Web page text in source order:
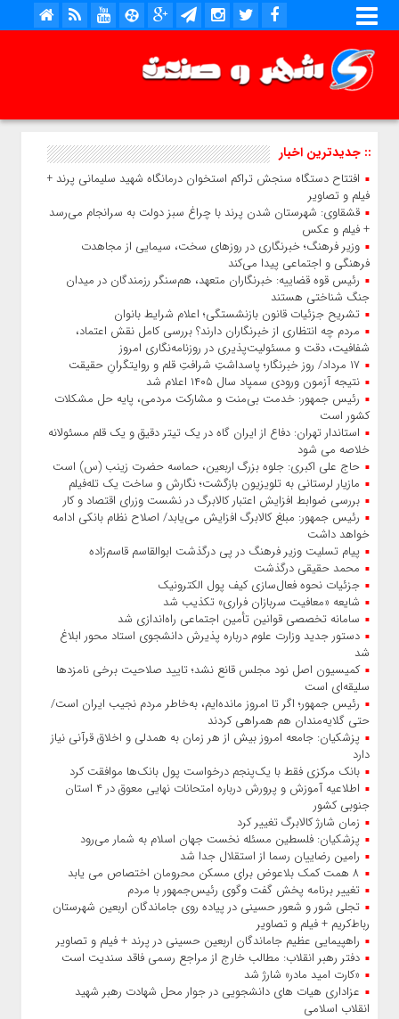
:: جدیدترین اخبار
افتتاح دستگاه سنجش تراکم استخوان درمانگاه شهید سلیمانی پرند +
فیلم و تصاویر
قشقاوی: شهرستان شدن پرند با چراغ سبز دولت به سرانجام می‌رسد
+ فیلم و عکس
وزیر فرهنگ؛ خبرنگاری در روزهای سخت، سیمایی از مجاهدت
فرهنگی و اجتماعی پیدا می‌کند
رئیس قوه قضاییه: خبرنگاران متعهد، هم‌سنگر رزمندگان در میدان
جنگ شناختی هستند
تشریح جزئیات قانون بازنشستگی؛ اعلام شرایط بانوان
مردم چه انتظاری از خبرنگاران دارند؟ بررسی کامل نقش اعتماد،
شفافیت، دقت و مسئولیت‌پذیری در روزنامه‌نگاری امروز
۱۷ مرداد/ روز خبرنگار؛ پاسداشتِ شرافتِ قلم و روایتگرانِ حقیقت
نتیجه آزمون ورودی سمپاد سال ۱۴۰۵ اعلام شد
رئیس جمهور: خدمت بی‌منت و مشارکت مردمی، پایه حل مشکلات
کشور است
استاندار تهران: دفاع از ایران گاه در یک تیتر دقیق و یک قلم مسئولانه
خلاصه می شود
حاج‌ علی‌ اکبری: جلوه بزرگ اربعین، حماسه حضرت زینب (س) است
مازیار لرستانی به تلویزیون بازگشت؛ نگارش و ساخت یک تله‌فیلم
بررسی ضوابط افزایش اعتبار کالابرگ در نشست وزرای اقتصاد و کار
رئیس‌ جمهور: مبلغ کالابرگ افزایش می‌یابد/ اصلاح نظام بانکی ادامه
خواهد داشت
پیام تسلیت وزیر فرهنگ در پی درگذشت ابوالقاسم قاسم‌زاده
محمد حقیقی درگذشت
جزئیات نحوه فعال‌سازی کیف پول الکترونیک
شایعه «معافیت سربازان فراری» تکذیب شد
سامانه تخصصی قوانین تأمین اجتماعی راه‌اندازی شد
دستور جدید وزارت علوم درباره پذیرش دانشجوی استاد محور ابلاغ
شد
کمیسیون اصل نود مجلس قانع نشد؛ تایید صلاحیت برخی نامزدها
سلیقه‌ای است
رئیس‌ جمهور؛ اگر تا امروز مانده‌ایم، به‌خاطر مردم نجیب ایران است/
حتی گلایه‌مندان هم همراهی کردند
پزشکیان: جامعه امروز بیش از هر زمان به همدلی و اخلاق قرآنی نیاز
دارد
بانک مرکزی فقط با یک‌‎پنجم درخواست پول بانک‌ها موافقت کرد
اطلاعیه آموزش و پرورش درباره امتحانات نهایی معوق در ۴ استان
جنوبی کشور
زمان شارژ کالابرگ تغییر کرد
پزشکیان: فلسطین مسئله نخست جهان اسلام به شمار می‌رود
رامین رضاییان رسما از استقلال جدا شد
۸ همت کمک بلاعوض برای مسکن محرومان اختصاص می یابد
تغییر برنامه پخش گفت‌ وگوی رئیس‌جمهور با مردم
تجلی شور و شعور حسینی در پیاده‌ روی جاماندگان اربعین شهرستان
رباط‌کریم + فیلم و تصاویر
راهپیمایی عظیم جاماندگان اربعین حسینی در پرند + فیلم و تصاویر
دفتر رهبر انقلاب: مطالب خارج از مراجع رسمی فاقد سندیت است
«کارت امید مادر» شارژ شد
عزاداری هیات‌ های دانشجویی در جوار محل شهادت رهبر شهید
انقلاب اسلامی